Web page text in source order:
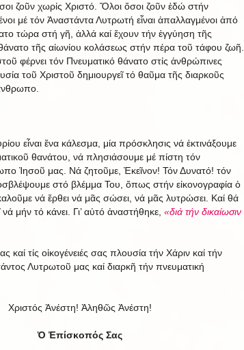
ζοῦν χωρίς Χριστό. Ὅλοι ὅσοι ζοῦν ἐδώ στήν
μέ τόν Ἀναστάντα Λυτρωτή εἶναι ἀπαλλαγμένοι ἀπό
τώρα στή γῆ, ἀλλά καί ἔχουν τήν ἐγγύηση τῆς
τῆς αἰωνίου κολάσεως στήν πέρα τοῦ τάφου ζωῆ.
φέρνει τόν Πνευματικό θάνατο στίς ἀνθρώπινες
τοῦ Χριστοῦ δημιουργεῖ τό θαῦμα τῆς διαρκοῦς
εἶναι ἕνα κάλεσμα, μία πρόσκλησις νά ἐκτινάξουμε
θανάτου, νά πλησιάσουμε μέ πίστη τόν
Ἰησοῦ μας. Νά ζητοῦμε, Ἐκεῖνον! Τόν Δυνατό! τόν
στό βλέμμα Του, ὅπως στήν εἰκονογραφία ὁ
νά ἔρθει νά μᾶς σώσει, νά μᾶς λυτρώσει. Καί θά
μήν τό κάνει. Γι’ αὐτό ἀναστήθηκε, «διά τήν δικαίωσιν
καί τίς οἰκογένειές σας πλουσία τήν Χάριν καί τήν
Λυτρωτοῦ μας καί διαρκῆ τήν πνευματική
Χριστός Ἀνέστη! Ἀληθῶς Ἀνέστη!
Ὁ Ἐπίσκοπός Σας